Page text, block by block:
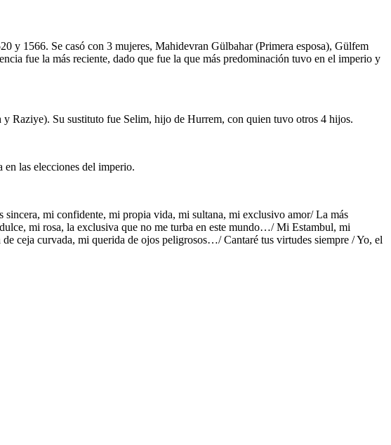
y 1566. Se casó con 3 mujeres, Mahidevran Gülbahar (Primera esposa), Gülfem
fue la más reciente, dado que fue la que más predominación tuvo en el imperio y
Su sustituto fue Selim, hijo de Hurrem, con quien tuvo otros 4 hijos.
en las elecciones del imperio.
mi confidente, mi propia vida, mi sultana, mi exclusivo amor/ La más
mi rosa, la exclusiva que no me turba en este mundo…/ Mi Estambul, mi
ceja curvada, mi querida de ojos peligrosos…/ Cantaré tus virtudes siempre / Yo, el